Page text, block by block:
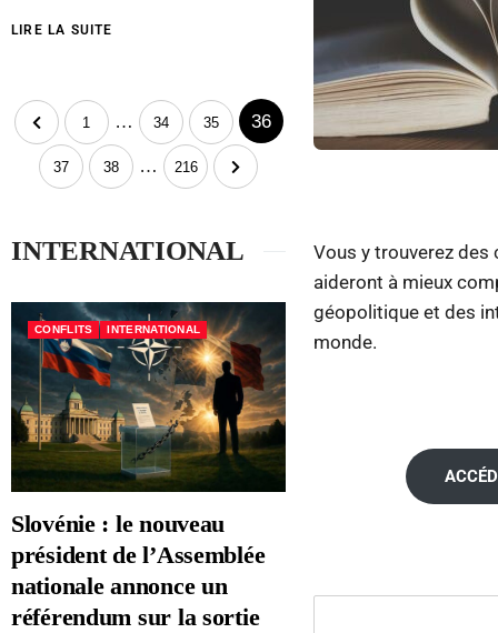
LIRE LA SUITE
1 … 34 35 36
37 38 … 216
INTERNATIONAL
CONFLITS INTERNATIONAL
Slovénie : le nouveau
président de l’Assemblée
nationale annonce un
référendum sur la sortie
Vous y trouverez des
aideront à mieux
géopolitique et des
monde.